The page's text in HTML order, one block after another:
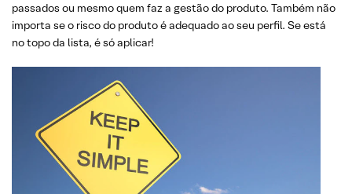
passados ou mesmo quem faz a gestão do produto. Também não
importa se o risco do produto é adequado ao seu perfil. Se está
no topo da lista, é só aplicar!